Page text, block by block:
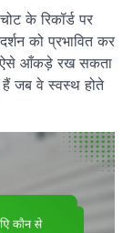
के रिकॉर्ड पर
को प्रभावित कर
ऐसे आँकड़े रख सकता
हैं जब वे स्वस्थ होते